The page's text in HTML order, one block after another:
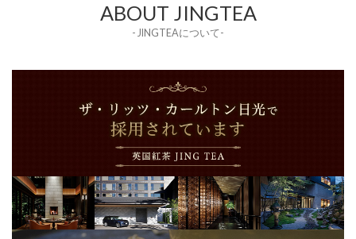
ABOUT JINGTEA
- JINGTEAについて-